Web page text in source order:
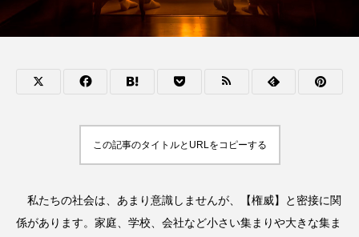
この記事のタイトルとURLをコピーする
私たちの社会は、あまり意識しませんが、【権威】と密接に関
係があります。家庭、学校、会社など小さい集まりや大きな集ま